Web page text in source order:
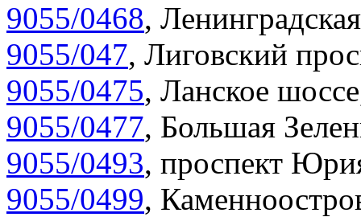
9055/0468,
9055/047, Лиговский
9055/0475, Ланское
9055/0477, Большая
9055/0493, проспект
9055/0499,